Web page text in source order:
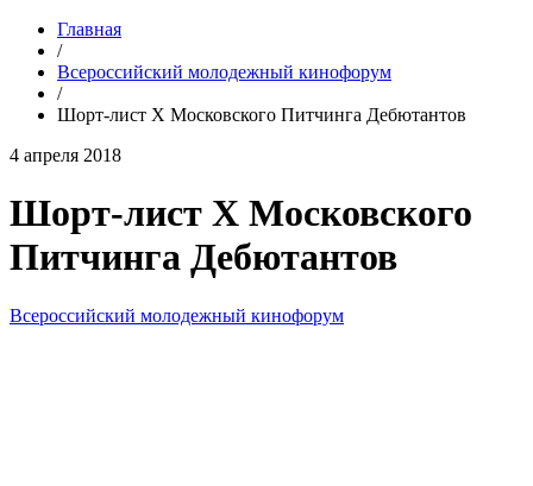
Главная
/
Всероссийский молодежный кинофорум
/
Шорт-лист Х Московского Питчинга Дебютантов
4 апреля 2018
Шорт-лист Х Московского
Питчинга Дебютантов
Всероссийский молодежный кинофорум